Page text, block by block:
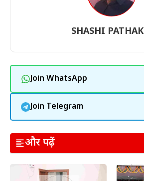
SHASHI PATHAK
Join WhatsApp
Join Telegram
और पढ़ें